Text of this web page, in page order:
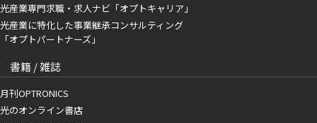
光産業専門求職・求人ナビ「オプトキャリア」
光産業に特化した事業継承コンサルティング
「オプトパートナーズ」
書籍 / 雑誌
月刊OPTRONICS
光のオンライン書店